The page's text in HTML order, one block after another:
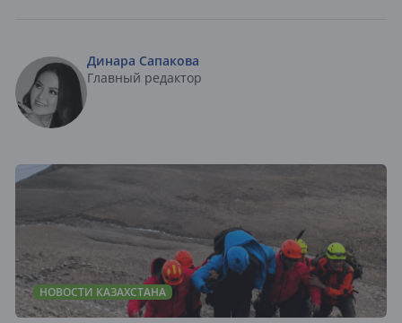
Динара Сапакова
Главный редактор
НОВОСТИ КАЗАХСТАНА